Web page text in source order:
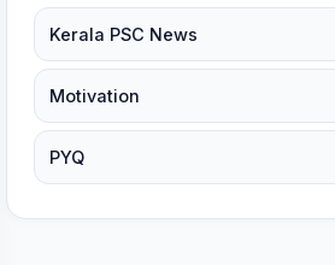
Kerala PSC News
Motivation
PYQ